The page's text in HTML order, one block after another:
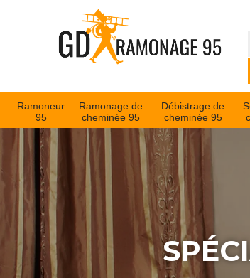
Ramoneur
95
Ramonage de
cheminée 95
Débistrage de
cheminée 95